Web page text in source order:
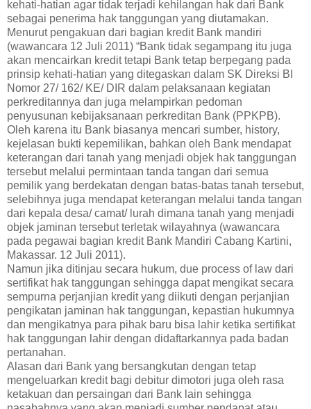
kehati-hatian agar tidak terjadi kehilangan hak dari Bank
sebagai penerima hak tanggungan yang diutamakan.
Menurut pengakuan dari bagian kredit Bank mandiri
(wawancara 12 Juli 2011) “Bank tidak segampang itu juga
akan mencairkan kredit tetapi Bank tetap berpegang pada
prinsip kehati-hatian yang ditegaskan dalam SK Direksi BI
Nomor 27/ 162/ KE/ DIR dalam pelaksanaan kegiatan
perkreditannya dan juga melampirkan pedoman
penyusunan kebijaksanaan perkreditan Bank (PPKPB).
Oleh karena itu Bank biasanya mencari sumber, history,
kejelasan bukti kepemilikan, bahkan oleh Bank mendapat
keterangan dari tanah yang menjadi objek hak tanggungan
tersebut melalui permintaan tanda tangan dari semua
pemilik yang berdekatan dengan batas-batas tanah tersebut,
selebihnya juga mendapat keterangan melalui tanda tangan
dari kepala desa/ camat/ lurah dimana tanah yang menjadi
objek jaminan tersebut terletak wilayahnya (wawancara
pada pegawai bagian kredit Bank Mandiri Cabang Kartini,
Makassar. 12 Juli 2011).
Namun jika ditinjau secara hukum, due process of law dari
sertifikat hak tanggungan sehingga dapat mengikat secara
sempurna perjanjian kredit yang diikuti dengan perjanjian
pengikatan jaminan hak tanggungan, kepastian hukumnya
dan mengikatnya para pihak baru bisa lahir ketika sertifikat
hak tanggungan lahir dengan didaftarkannya pada badan
pertanahan.
Alasan dari Bank yang bersangkutan dengan tetap
mengeluarkan kredit bagi debitur dimotori juga oleh rasa
ketakuan dan persaingan dari Bank lain sehingga